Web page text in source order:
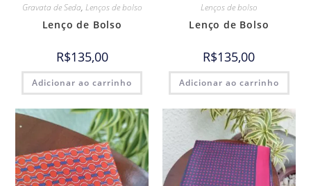
Gravata de Seda, Lenços de bolso
Lenço de Bolso
R$135,00
Adicionar ao carrinho
Lenços de bolso
Lenço de Bolso
R$135,00
Adicionar ao carrinho